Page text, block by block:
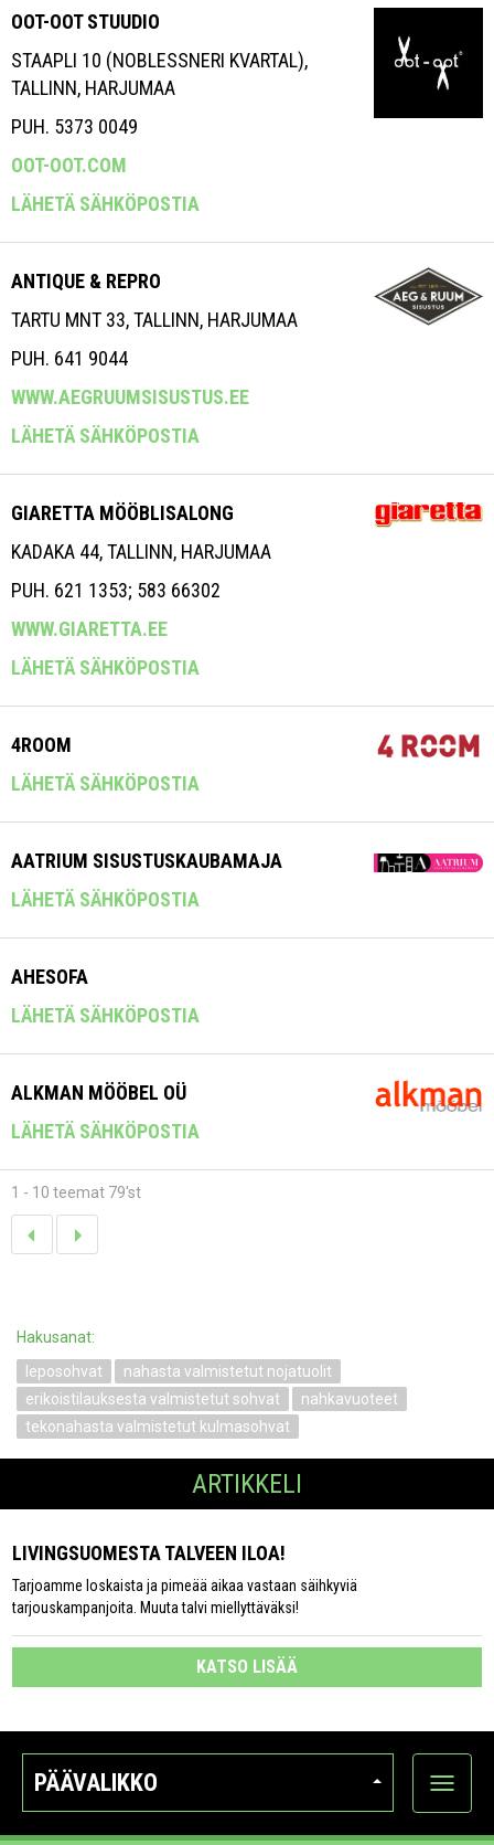
OOT-OOT STUUDIO
STAAPLI 10 (NOBLESSNERI KVARTAL),
TALLINN, HARJUMAA
PUH. 5373 0049
OOT-OOT.COM
LÄHETÄ SÄHKÖPOSTIA
ANTIQUE & REPRO
TARTU MNT 33, TALLINN, HARJUMAA
PUH. 641 9044
WWW.AEGRUUMSISUSTUS.EE
LÄHETÄ SÄHKÖPOSTIA
GIARETTA MÖÖBLISALONG
KADAKA 44, TALLINN, HARJUMAA
PUH. 621 1353; 583 66302
WWW.GIARETTA.EE
LÄHETÄ SÄHKÖPOSTIA
4ROOM
LÄHETÄ SÄHKÖPOSTIA
AATRIUM SISUSTUSKAUBAMAJA
LÄHETÄ SÄHKÖPOSTIA
AHESOFA
LÄHETÄ SÄHKÖPOSTIA
ALKMAN MÖÖBEL OÜ
LÄHETÄ SÄHKÖPOSTIA
1 - 10 teemat 79'st
Hakusanat:
leposohvat
nahasta valmistetut nojatuolit
erikoistilauksesta valmistetut sohvat
nahkavuoteet
tekonahasta valmistetut kulmasohvat
ARTIKKELI
LIVINGSUOMESTA TALVEEN ILOA!
Tarjoamme loskaista ja pimeää aikaa vastaan säihkyviä
tarjouskampanjoita. Muuta talvi miellyttäväksi!
KATSO LISÄÄ
PÄÄVALIKKO
Näytä